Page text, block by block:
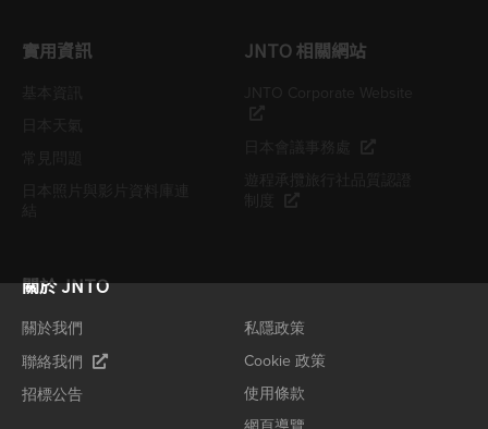
實用資訊 JNTO 相關網站
關於 JNTO
關於我們
聯絡我們
招標公告
私隱政策
Cookie 政策
使用條款